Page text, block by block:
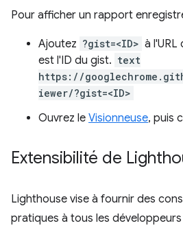
Pour afficher un rapport
Ajoutez ?gist=<ID> à l'URL
est l'ID du gist. text
https://
iewer/?gist=<ID>
Ouvrez le Visionneuse, puis
Extensibilité de
Lighthouse vise à fournir des
pratiques à tous les